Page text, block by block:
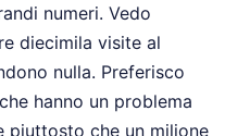
numeri. Vedo
diecimila visite al
nulla. Preferisco
hanno un problema
piuttosto che un milione